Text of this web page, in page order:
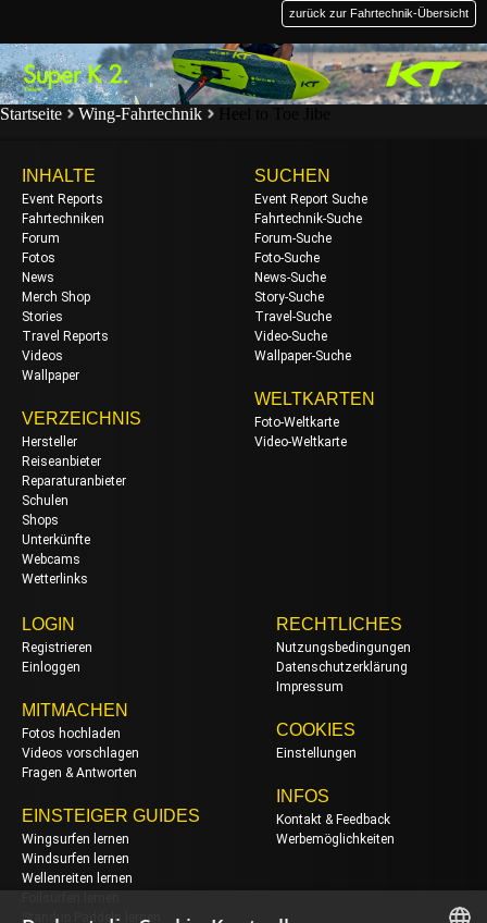
zurück zur Fahrtechnik-Übersicht
Startseite Wing-Fahrtechnik
INHALTE
Event Reports
Fahrtechniken
Forum
Fotos
News
Merch Shop
Stories
Travel Reports
Videos
Wallpaper
VERZEICHNIS
Hersteller
Reiseanbieter
Reparaturanbieter
Schulen
Shops
Unterkünfte
Webcams
Wetterlinks
SUCHEN
Event Report Suche
Fahrtechnik-Suche
Forum-Suche
Foto-Suche
News-Suche
Story-Suche
Travel-Suche
Video-Suche
Wallpaper-Suche
WELTKARTEN
Foto-Weltkarte
Video-Weltkarte
LOGIN
Registrieren
Einloggen
MITMACHEN
Fotos hochladen
Videos vorschlagen
Fragen & Antworten
EINSTEIGER GUIDES
Wingsurfen lernen
Windsurfen lernen
Wellenreiten lernen
Standup Paddeln lernen
RECHTLICHES
Nutzungsbedingungen
Datenschutzerklärung
Impressum
COOKIES
Einstellungen
INFOS
Kontakt & Feedback
Werbemöglichkeiten